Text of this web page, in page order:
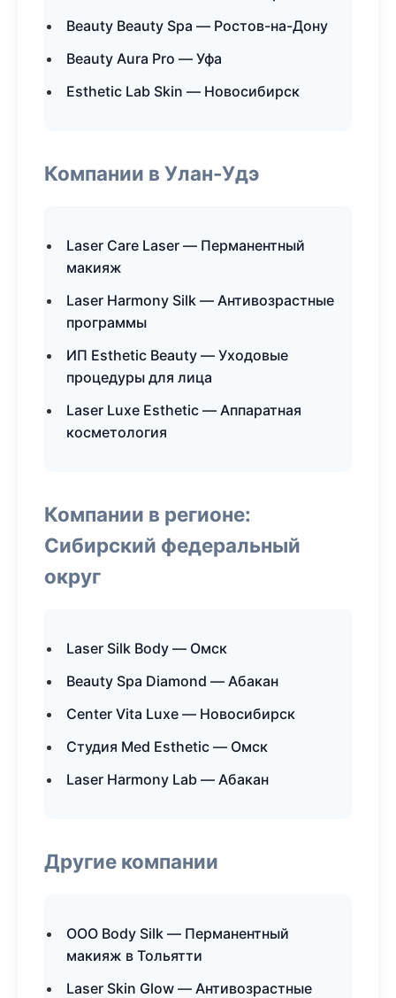
Beauty Beauty Spa — Ростов-на-Дону
Beauty Aura Pro — Уфа
Esthetic Lab Skin — Новосибирск
Компании в Улан-Удэ
Laser Care Laser — Перманентный
макияж
Laser Harmony Silk — Антивозрастные
программы
ИП Esthetic Beauty — Уходовые
процедуры для лица
Laser Luxe Esthetic — Аппаратная
косметология
Компании в регионе:
Сибирский федеральный
округ
Laser Silk Body — Омск
Beauty Spa Diamond — Абакан
Center Vita Luxe — Новосибирск
Студия Med Esthetic — Омск
Laser Harmony Lab — Абакан
Другие компании
ООО Body Silk — Перманентный
макияж в Тольятти
Laser Skin Glow — Антивозрастные